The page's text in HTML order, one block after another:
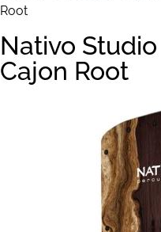
Root
Nativo
Cajon Root